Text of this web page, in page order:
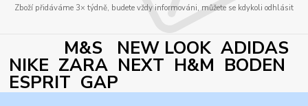
Zboží přidáváme 3× týdně, budete vždy informováni, můžete se kdykoli odhlásit
M&S NEW LOOK ADIDAS
NIKE ZARA NEXT H&M BODEN
ESPRIT GAP